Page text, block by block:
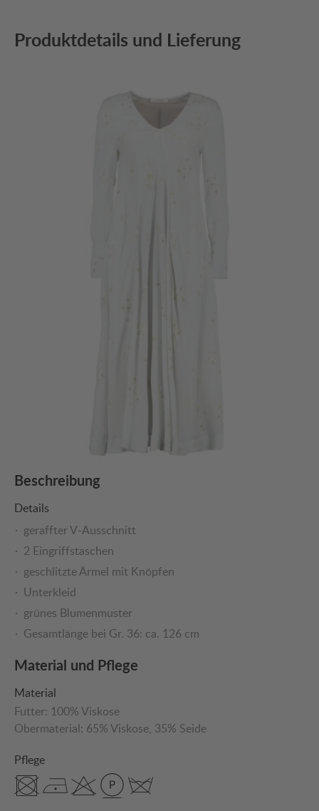
Produktdetails und Lieferung
Beschreibung
Details
geraffter V-Ausschnitt
2 Eingriffstaschen
geschlitzte Ärmel mit Knöpfen
Unterkleid
grünes Blumenmuster
Gesamtlänge bei Gr. 36: ca. 126 cm
Material und Pflege
Material
Futter: 100% Viskose
Obermaterial: 65% Viskose, 35% Seide
Pflege